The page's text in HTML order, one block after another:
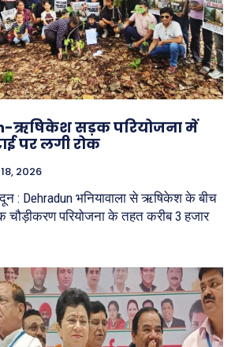
ऋषिकेश सड़क परियोजना में
पर लगी रोक
2026
: Dehradun भनियावाला से ऋषिकेश के बीच
चौड़ीकरण परियोजना के तहत करीब 3 हजार